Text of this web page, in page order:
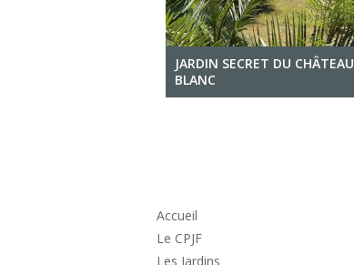
JARDIN SECRET DU CHÂTEAU
BLANC
Accueil
Le CPJF
Les Jardins